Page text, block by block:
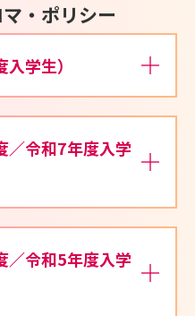
・ポリシー
学生）
／令和7年度入学
／令和5年度入学